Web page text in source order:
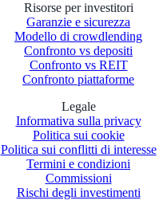
Risorse per investitori
Garanzie e sicurezza
Modello di crowdlending
Confronto vs depositi
Confronto vs REIT
Confronto piattaforme
Legale
Informativa sulla privacy
Politica sui cookie
Politica sui conflitti di interesse
Termini e condizioni
Commissioni
Rischi degli investimenti